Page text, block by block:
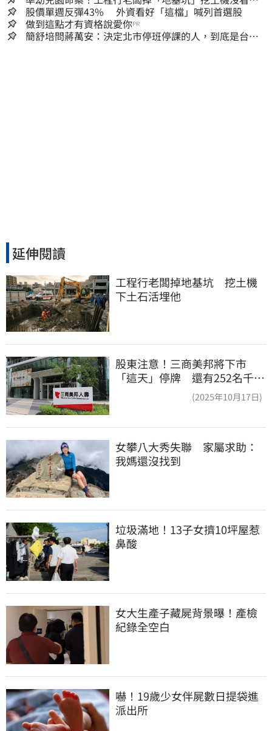
到…下土石活埋他
股價單週反彈43% 外資看好「這檔」喊列首選股
做到這點才有資格說愛你PR
簡舒培問蔣萬安：決定北市停班停課的人，到底是台北
延伸閱讀
工程行老闆掉地基坑　挖土機
下土石活埋他
股東注意！三商美邦將下市
「這天」停牌 還有252名千張
(2025年10月17日)
女攀八大秀失聯　家屬求助：
我媽還沒找到
垃圾滿地！13子女擠10坪屋惹
鼻酸
女大生產子藏屍背景曝！產檢
紀錄全空白
嚇！19歲少女伴屍數日提袋進
派出所